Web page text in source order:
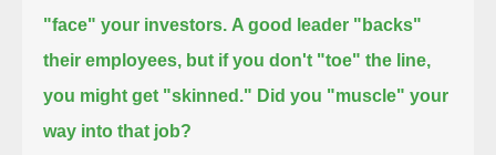
"face" your investors. A good leader "backs"
their employees, but if you don't "toe" the line,
you might get "skinned." Did you "muscle" your
way into that job?